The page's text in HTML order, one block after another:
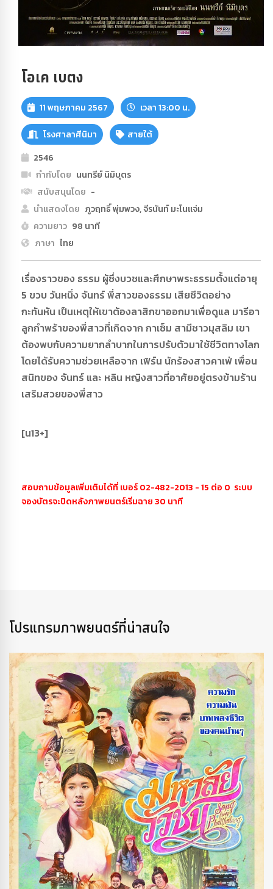
โอเค เบตง
11 พฤษภาคม 2567 เวลา 13:00 น.
โรงศาลาศีนิมา
สายใต้
2546
กำกับโดย นนทรีย์ นิมิบุตร
สนับสนุนโดย -
นำแสดงโดย ภูวฤทธิ์ พุ่มพวง, จีรนันท์ มะโนแจ่ม
ความยาว 98 นาที
ภาษา ไทย
เรื่องราวของ ธรรม ผู้ซึ่งบวชและศึกษาพระธรรมตั้งแต่อายุ
5 ขวบ วันหนึ่ง จันทร์ พี่สาวของธรรม เสียชีวิตอย่าง
กะทันหัน เป็นเหตุให้เขาต้องลาสิกขาออกมาเพื่อดูแล มารีอา
ลูกกำพร้าของพี่สาวที่เกิดจาก กาเซ็ม สามีชาวมุสลิม เขา
ต้องพบกับความยากลำบากในการปรับตัวมาใช้ชีวิตทางโลก
โดยได้รับความช่วยเหลือจาก เฟิร์น นักร้องสาวคาเฟ่ เพื่อน
สนิทของ จันทร์ และ หลิน หญิงสาวที่อาศัยอยู่ตรงข้ามร้าน
เสริมสวยของพี่สาว
[น13+]
สอบถามข้อมูลเพิ่มเติมได้ที่ เบอร์ 02-482-2013 - 15 ต่อ 0 ระบบ
จองบัตรจะปิดหลังภาพยนตร์เริ่มฉาย 30 นาที
โปรแกรมภาพยนตร์ที่น่าสนใจ